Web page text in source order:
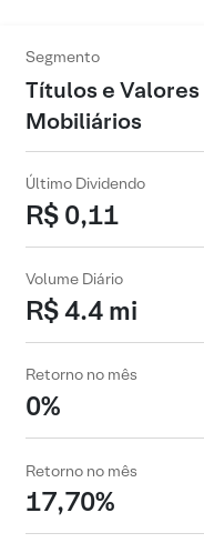
Segmento
Títulos e Valores
Mobiliários
Último Dividendo
R$ 0,11
Volume Diário
R$ 4.4 mi
Retorno no mês
0%
Retorno no mês
17,70%